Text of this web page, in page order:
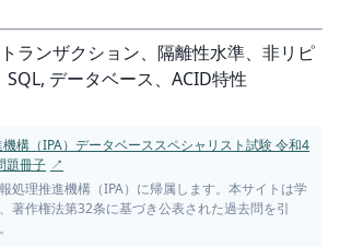
トランザクション、隔離性水準、非リピ
データベース、ACID特性
構（IPA）データベーススペシャリスト試験 令和4
題冊子 ↗
処理推進機構（IPA）に帰属します。本サイトは学
著作権法第32条に基づき公表された過去問を引